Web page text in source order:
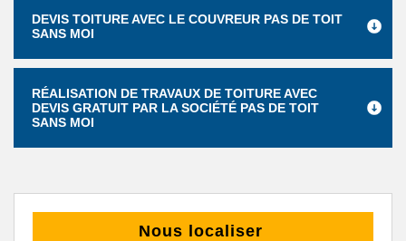
DEVIS TOITURE AVEC LE COUVREUR PAS DE TOIT
SANS MOI
RÉALISATION DE TRAVAUX DE TOITURE AVEC
DEVIS GRATUIT PAR LA SOCIÉTÉ PAS DE TOIT
SANS MOI
Nous localiser